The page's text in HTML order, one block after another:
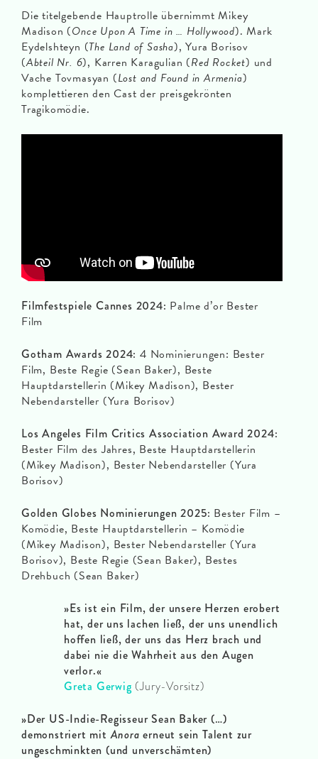
Die titelgebende Hauptrolle übernimmt Mikey
Madison (Once Upon A Time in … Hollywood). Mark
Eydelshteyn (The Land of Sasha), Yura Borisov
(Abteil Nr. 6), Karren Karagulian (Red Rocket) und
Vache Tovmasyan (Lost and Found in Armenia)
komplettieren den Cast der preisgekrönten
Tragikomödie.
Filmfestspiele Cannes 2024: Palme d’or Bester
Film
Gotham Awards 2024: 4 Nominierungen: Bester
Film, Beste Regie (Sean Baker), Beste
Hauptdarstellerin (Mikey Madison), Bester
Nebendarsteller (Yura Borisov)
Los Angeles Film Critics Association Award 2024:
Bester Film des Jahres, Beste Hauptdarstellerin
(Mikey Madison), Bester Nebendarsteller (Yura
Borisov)
Golden Globes Nominierungen 2025: Bester Film –
Komödie, Beste Hauptdarstellerin – Komödie
(Mikey Madison), Bester Nebendarsteller (Yura
Borisov), Beste Regie (Sean Baker), Bestes
Drehbuch (Sean Baker)
»Es ist ein Film, der unsere Herzen erobert
hat, der uns lachen ließ, der uns unendlich
hoffen ließ, der uns das Herz brach und
dabei nie die Wahrheit aus den Augen
verlor.«
Greta Gerwig (Jury-Vorsitz)
»Der US-Indie-Regisseur Sean Baker (…)
demonstriert mitAnora erneut sein Talent zur
ungeschminkten (und unverschämten)